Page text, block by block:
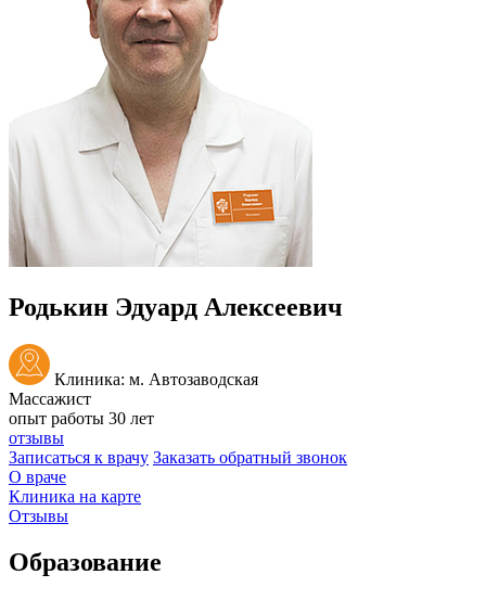
Родькин Эдуард Алексеевич
Клиника: м. Автозаводская
Массажист
опыт работы 30 лет
отзывы
Записаться к врачу Заказать обратный звонок
О враче
Клиника на карте
Отзывы
Образование